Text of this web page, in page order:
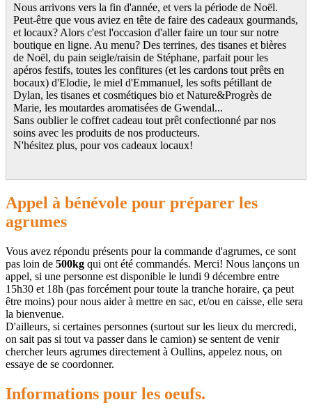
Nous arrivons vers la fin d'année, et vers la période de Noël.
Peut-être que vous aviez en tête de faire des cadeaux gourmands,
et locaux? Alors c'est l'occasion d'aller faire un tour sur notre
boutique en ligne. Au menu? Des terrines, des tisanes et bières
de Noël, du pain seigle/raisin de Stéphane, parfait pour les
apéros festifs, toutes les confitures (et les cardons tout prêts en
bocaux) d'Elodie, le miel d'Emmanuel, les softs pétillant de
Dylan, les tisanes et cosmétiques bio et Nature&Progrès de
Marie, les moutardes aromatisées de Gwendal...
Sans oublier le coffret cadeau tout prêt confectionné par nos
soins avec les produits de nos producteurs.
N'hésitez plus, pour vos cadeaux locaux!
Appel à bénévole pour préparer les
agrumes
Vous avez répondu présents pour la commande d'agrumes, ce sont
pas loin de 500kg qui ont été commandés. Merci! Nous lançons un
appel, si une personne est disponible le lundi 9 décembre entre
15h30 et 18h (pas forcément pour toute la tranche horaire, ça peut
être moins) pour nous aider à mettre en sac, et/ou en caisse, elle sera
la bienvenue.
D'ailleurs, si certaines personnes (surtout sur les lieux du mercredi,
on sait pas si tout va passer dans le camion) se sentent de venir
chercher leurs agrumes directement à Oullins, appelez nous, on
essaye de se coordonner.
Informations pour les oeufs.